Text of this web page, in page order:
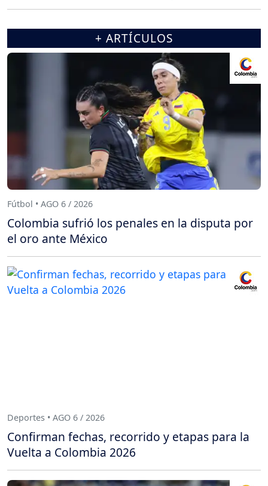
+ ARTÍCULOS
Fútbol • AGO 6 / 2026
Colombia sufrió los penales en la disputa por
el oro ante México
Deportes • AGO 6 / 2026
Confirman fechas, recorrido y etapas para la
Vuelta a Colombia 2026